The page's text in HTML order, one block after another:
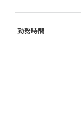
勤務時間